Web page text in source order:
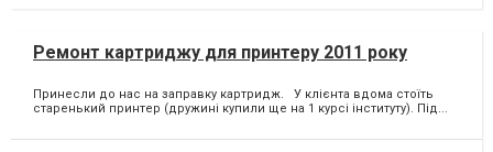
Ремонт картриджу для принтеру 2011 року
Принесли до нас на заправку картридж. У клієнта вдома стоїть
старенький принтер (дружині купили ще на 1 курсі інституту). Під...